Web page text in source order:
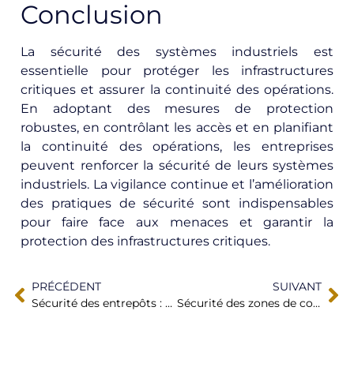
Conclusion
La sécurité des systèmes industriels est
essentielle pour protéger les infrastructures
critiques et assurer la continuité des opérations.
En adoptant des mesures de protection
robustes, en contrôlant les accès et en planifiant
la continuité des opérations, les entreprises
peuvent renforcer la sécurité de leurs systèmes
industriels. La vigilance continue et l’amélioration
des pratiques de sécurité sont indispensables
pour faire face aux menaces et garantir la
protection des infrastructures critiques.
PRÉCÉDENT
Sécurité des entrepôts : Protéger les biens et les employés
SUIVANT
Sécurité des zones de construction : Protéger les travailleurs et les sites